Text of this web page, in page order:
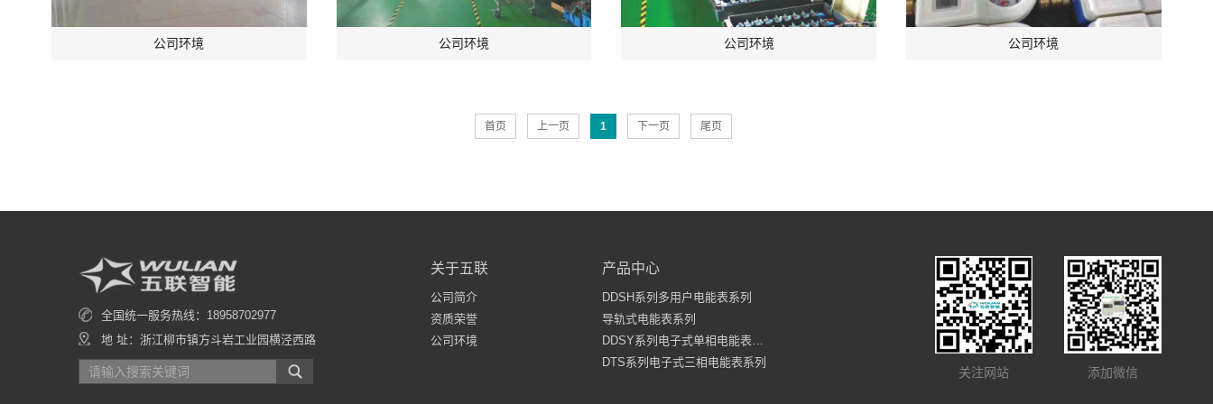
公司环境 公司环境 公司环境 公司环境
首页 上一页 1 下一页 尾页
全国统一服务热线：18958702977
地 址：浙江柳市镇方斗岩工业园横泾西路
关于五联
公司简介
资质荣誉
公司环境
产品中心
DDSH系列多用户电能表系列
导轨式电能表系列
DDSY系列电子式单相电能表（485）系列
DTS系列电子式三相电能表系列
关注网站 添加微信